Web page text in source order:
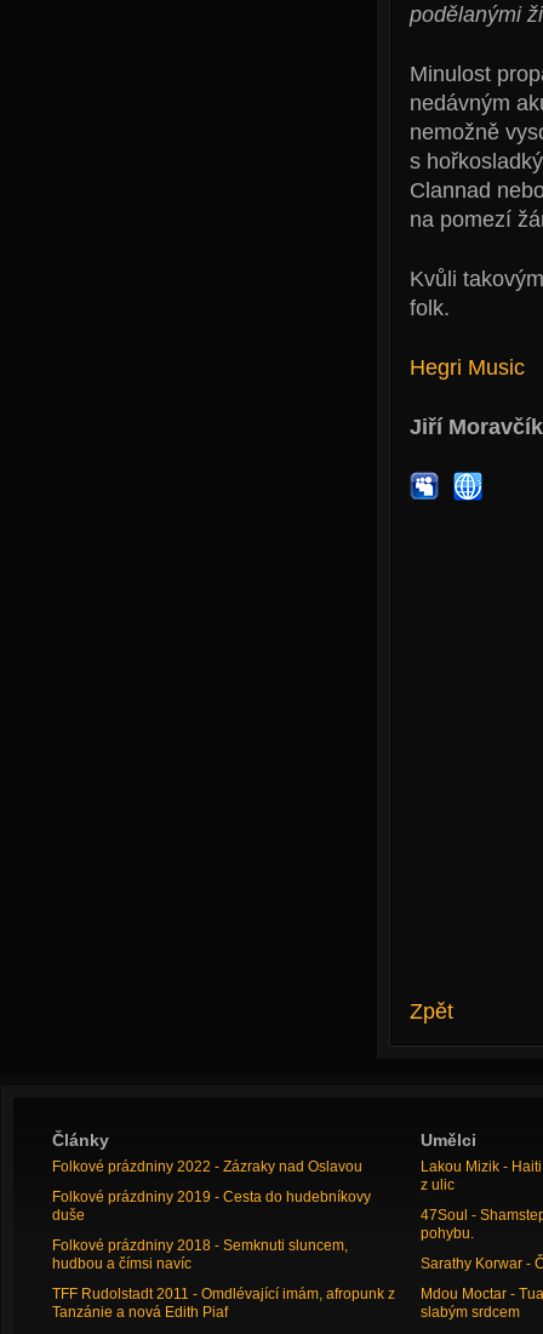
podělanými
Minulost
nedávným
nemožně
s
Clannad
na pomezí
Kvůli
folk.
Hegri Music
Jiří Moravčík
Zpět
Články
Folkové prázdniny 2022 - Zázraky nad Oslavou
Folkové prázdniny 2019 - Cesta do hudebníkovy
duše
Folkové prázdniny 2018 - Semknuti sluncem,
hudbou a čímsi navíc
TFF Rudolstadt 2011 - Omdlévající imám, afropunk z
Tanzánie a nová Edith Piaf
Umělci
Lakou Mizik -
z ulic
47Soul -
pohybu.
Sarathy Korwar -
Mdou Moctar -
slabým srdcem